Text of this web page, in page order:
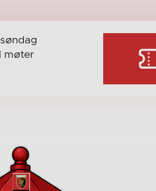
søndag
møter